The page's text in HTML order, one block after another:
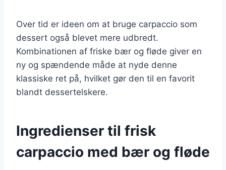
Over tid er ideen om at bruge carpaccio som
dessert også blevet mere udbredt.
Kombinationen af friske bær og fløde giver en
ny og spændende måde at nyde denne
klassiske ret på, hvilket gør den til en favorit
blandt dessertelskere.
Ingredienser til frisk
carpaccio med bær og fløde